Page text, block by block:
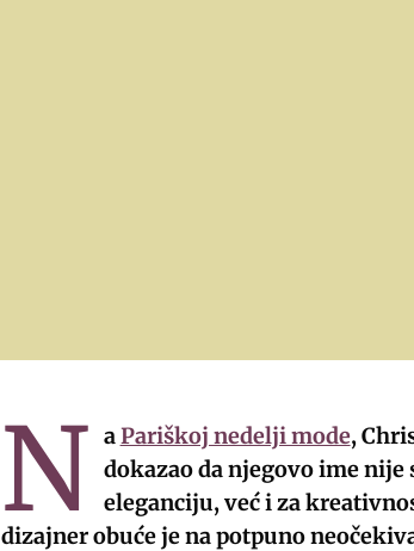
N aPariškoj nedelji mode,
dokazao da njegovo ime
eleganciju, već i za
dizajner obuće je na potpuno